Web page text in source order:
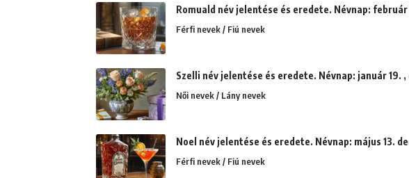
Romuald név jelentése és eredete. Névnap: február
Férfi nevek / Fiú nevek
Szelli név jelentése és eredete. Névnap: január 19.
Női nevek / Lány nevek
Noel név jelentése és eredete. Névnap: május 13.
Férfi nevek / Fiú nevek